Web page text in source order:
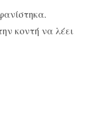
κοντή να λέει